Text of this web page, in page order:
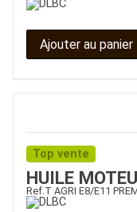
Ajouter au panier
Top vente
HUILE
Ref.T AGRI E8/E11